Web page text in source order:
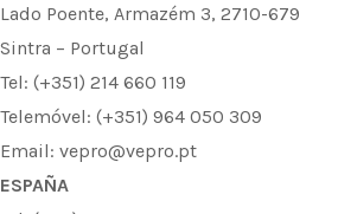
Lado Poente, Armazém 3, 2710-679
Sintra – Portugal
Tel: (+351) 214 660 119
Telemóvel: (+351) 964 050 309
Email: vepro@vepro.pt
ESPAÑA